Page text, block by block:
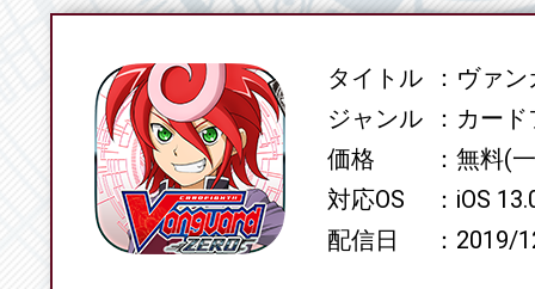
SPECタイトル
ヴァン
ジャンル
カード
価格
無料(
対応OS
iOS
配信日
2019/